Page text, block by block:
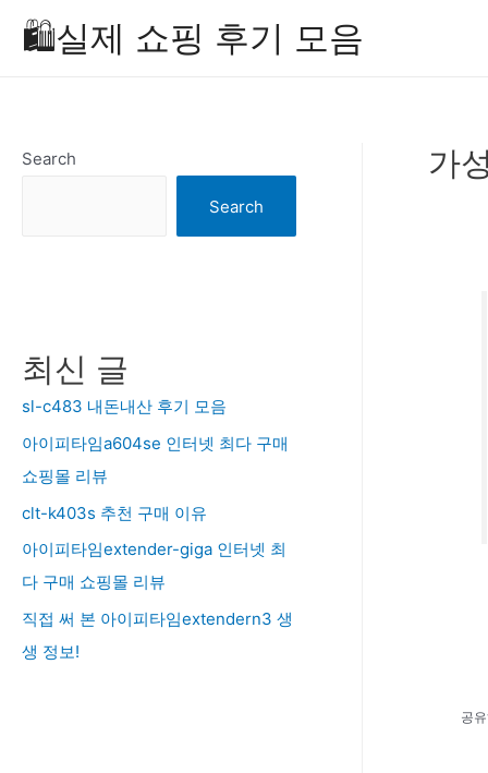
Skip
🛍️실제 쇼핑 후기 모음
Search
Search
최신 글
sl-c483 내돈내산 후기 모음
아이피타임a604se 인터넷 최다 구매
쇼핑몰 리뷰
clt-k403s 추천 구매 이유
아이피타임extender-giga 인터넷 최
다 구매 쇼핑몰 리뷰
직접 써 본 아이피타임extendern3 생
생 정보!
가
공